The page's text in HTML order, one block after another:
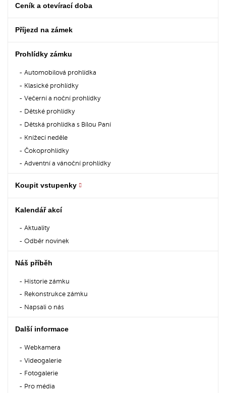
Ceník a otevírací doba
Příjezd na zámek
Prohlídky zámku
Automobilová prohlídka
Klasické prohlídky
Večerní a noční prohlídky
Dětské prohlídky
Dětská prohlídka s Bílou Paní
Knížecí neděle
Čokoprohlídky
Adventní a vánoční prohlídky
Koupit vstupenky
Kalendář akcí
Aktuality
Odběr novinek
Náš příběh
Historie zámku
Rekonstrukce zámku
Napsali o nás
Další informace
Webkamera
Videogalerie
Fotogalerie
Pro média